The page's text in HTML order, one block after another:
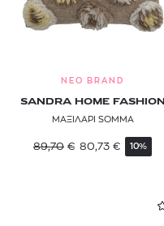
NEO BRAND
SANDRA HOME FASHION
ΜΑΞΙΛΑΡΙ SOMMA
89,70 € 80,73 € 10%